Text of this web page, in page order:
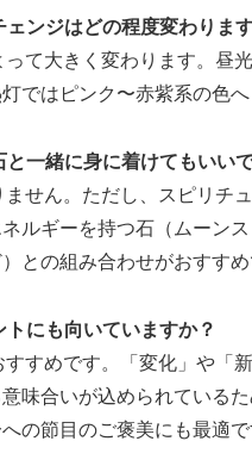
ェンジはどの程度変わりま
って大きく変わります。昼
ではピンク〜赤紫系の色へ
と一緒に身に着けてもいい
ません。ただし、スピリチ
ルギーを持つ石（ムーン
との組み合わせがおすすめ
トにも向いていますか？
すめです。「変化」や「
味合いが込められている
の節目のご褒美にも最適で